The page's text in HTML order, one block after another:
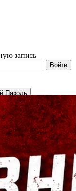
запись